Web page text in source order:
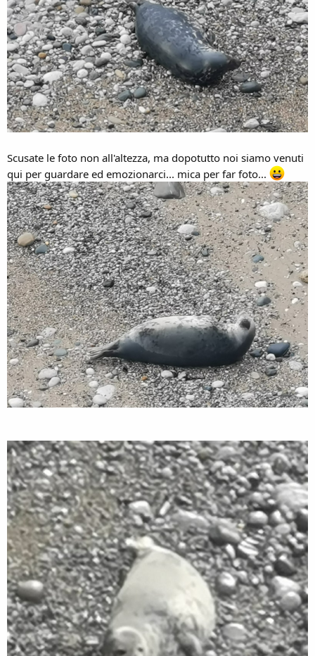
Scusate le foto non all'altezza, ma dopotutto noi siamo venuti
qui per guardare ed emozionarci... mica per far foto...